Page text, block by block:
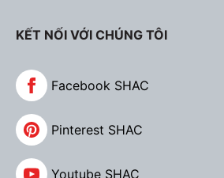
KẾT NỐI VỚI CHÚNG TÔI
Facebook SHAC
Pinterest SHAC
Youtube SHAC